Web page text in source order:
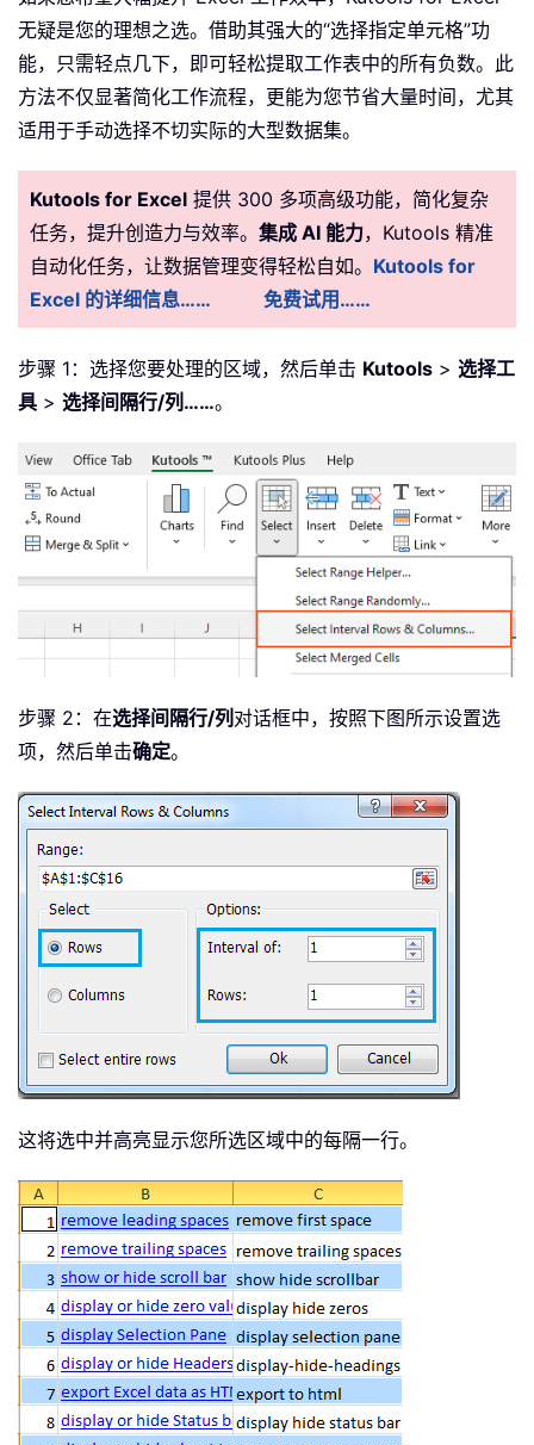
无疑是您的理想之选。借助其强大的“选择指定单元格”功
能，只需轻点几下，即可轻松提取工作表中的所有负数。此
方法不仅显著简化工作流程，更能为您节省大量时间，尤其
适用于手动选择不切实际的大型数据集。
Kutools for Excel 提供 300 多项高级功能，简化复杂
任务，提升创造力与效率。 集成 AI 能力，Kutools 精准
自动化任务，让数据管理变得轻松自如。 Kutools for
Excel 的详细信息……
免费试用……
步骤 1：选择您要处理的区域，然后单击 Kutools > 选择工
具 > 选择间隔行/列……。
步骤 2：在选择间隔行/列 对话框中，按照下图所示设置选
项，然后单击确定。
这将选中并高亮显示您所选区域中的每隔一行。